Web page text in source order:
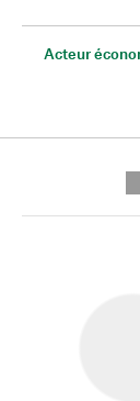
Acteur